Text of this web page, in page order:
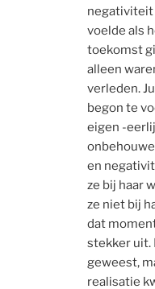
negativiteit
voelde als
toekomst
alleen
verleden.
begon te
eigen -
en
ze bij haar
ze niet bij
dat
stekker uit.
geweest,
realisatie